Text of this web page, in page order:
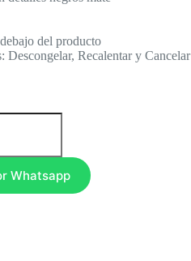
del producto
Descongelar, Recalentar y Cancelar
Whatsapp